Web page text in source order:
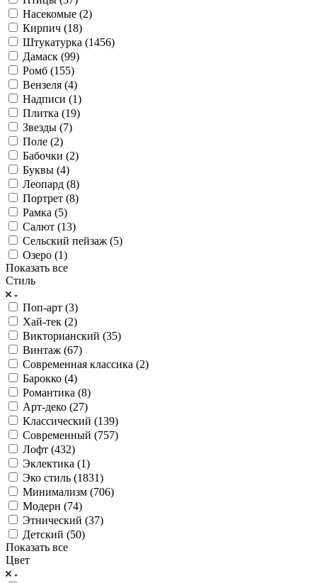
Насекомые (2)
Кирпич (18)
Штукатурка (1456)
Дамаск (99)
Ромб (155)
Вензеля (4)
Надписи (1)
Плитка (19)
Звезды (7)
Поле (2)
Бабочки (2)
Буквы (4)
Леопард (8)
Портрет (8)
Рамка (5)
Салют (13)
Сельский пейзаж (5)
Озеро (1)
Показать все
Стиль
Поп-арт (3)
Хай-тек (2)
Викторианский (35)
Винтаж (67)
Современная классика (2)
Барокко (4)
Романтика (8)
Арт-деко (27)
Классический (139)
Современный (757)
Лофт (432)
Эклектика (1)
Эко стиль (1831)
Минимализм (706)
Модерн (74)
Этнический (37)
Детский (50)
Показать все
Цвет